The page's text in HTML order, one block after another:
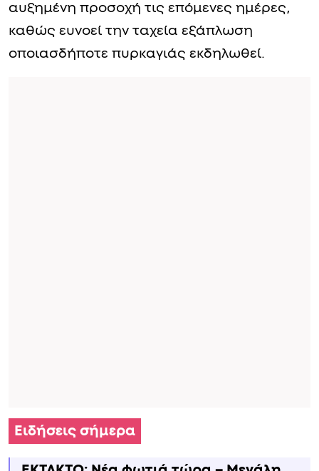
αυξημένη προσοχή τις επόμενες ημέρες,
καθώς ευνοεί την ταχεία εξάπλωση
οποιασδήποτε πυρκαγιάς εκδηλωθεί.
Ειδήσεις σήμερα